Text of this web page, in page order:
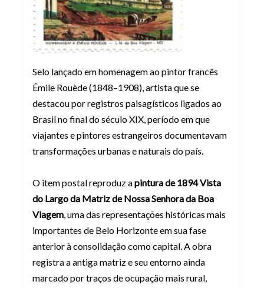
Selo lançado em homenagem ao pintor francês
Émile Rouède (1848–1908), artista que se
destacou por registros paisagísticos ligados ao
Brasil no final do século XIX, período em que
viajantes e pintores estrangeiros documentavam
transformações urbanas e naturais do país.
O item postal reproduz apintura de 1894 Vista
do Largo da Matriz de Nossa Senhora da Boa
Viagem, uma das representações históricas mais
importantes de Belo Horizonte em sua fase
anterior à consolidação como capital. A obra
registra a antiga matriz e seu entorno ainda
marcado por traços de ocupação mais rural,